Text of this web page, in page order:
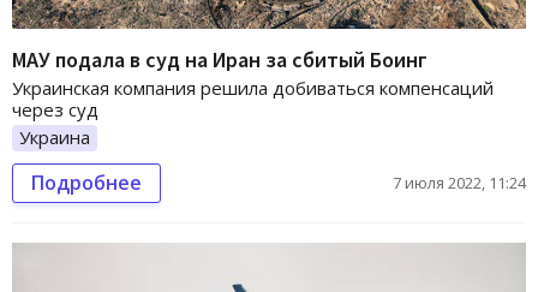
МАУ подала в суд на Иран за сбитый Боинг
Украинская компания решила добиваться компенсаций
через суд
Украина
Подробнее 7 июля 2022, 11:24